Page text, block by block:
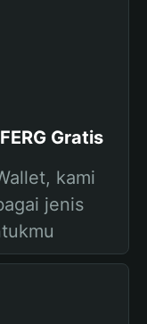
Gratis
kami
jenis